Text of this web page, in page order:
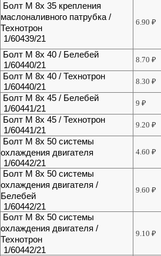
Болт М 8х 35 крепления
маслоналивного патрубка /
Технотрон
1/60439/21
6.90₽
Болт М 8х 40 / Белебей
1/60440/21
8.70₽
Болт М 8х 40 / Технотрон
1/60440/21
8.30₽
Болт М 8х 45 / Белебей
1/60441/21
9₽
Болт М 8х 45 / Технотрон
1/60441/21
9.20₽
Болт М 8х 50 системы
охлаждения двигателя
1/60442/21
4.60₽
Болт М 8х 50 системы
охлаждения двигателя /
Белебей
1/60442/21
9.60₽
Болт М 8х 50 системы
охлаждения двигателя /
Технотрон
1/60442/21
9.10₽